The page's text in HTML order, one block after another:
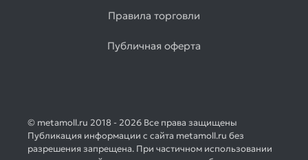
Правила торговли
Публичная оферта
© metamoll.ru 2018 - 2026 Все права защищены
Публикация информации с сайта metamoll.ru без
разрешения запрещена. При частичном использовании